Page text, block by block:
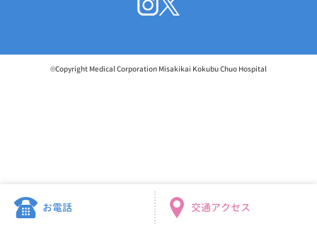
お電話 交通アクセス
©Copyright Medical Corporation Misakikai Kokubu Chuo Hospital